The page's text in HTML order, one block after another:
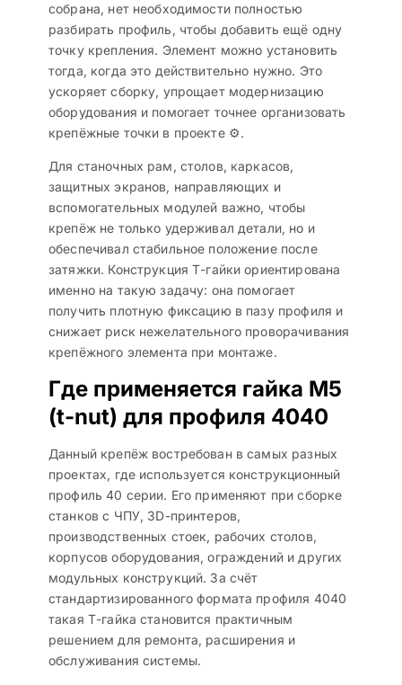
собрана, нет необходимости полностью
разбирать профиль, чтобы добавить ещё одну
точку крепления. Элемент можно установить
тогда, когда это действительно нужно. Это
ускоряет сборку, упрощает модернизацию
оборудования и помогает точнее организовать
крепёжные точки в проекте ⚙️.
Для станочных рам, столов, каркасов,
защитных экранов, направляющих и
вспомогательных модулей важно, чтобы
крепёж не только удерживал детали, но и
обеспечивал стабильное положение после
затяжки. Конструкция Т-гайки ориентирована
именно на такую задачу: она помогает
получить плотную фиксацию в пазу профиля и
снижает риск нежелательного проворачивания
крепёжного элемента при монтаже.
Где применяется гайка М5
(t-nut) для профиля 4040
Данный крепёж востребован в самых разных
проектах, где используется конструкционный
профиль 40 серии. Его применяют при сборке
станков с ЧПУ, 3D-принтеров,
производственных стоек, рабочих столов,
корпусов оборудования, ограждений и других
модульных конструкций. За счёт
стандартизированного формата профиля 4040
такая Т-гайка становится практичным
решением для ремонта, расширения и
обслуживания системы.